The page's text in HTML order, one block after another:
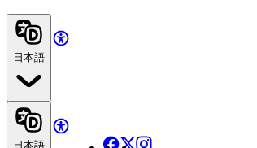
日本語
日本語 Facebook
X Instagram